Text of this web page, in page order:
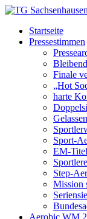
Startseite
Pressestimmen
Finale
„Hot
harte
Sport-
EM-
Step-
Mission
Aerobic WM